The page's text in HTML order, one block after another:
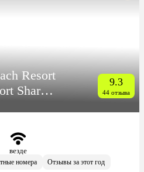
Resort
Sharm
9.3
44 отзыва
везде
номера
Отзывы за этот год